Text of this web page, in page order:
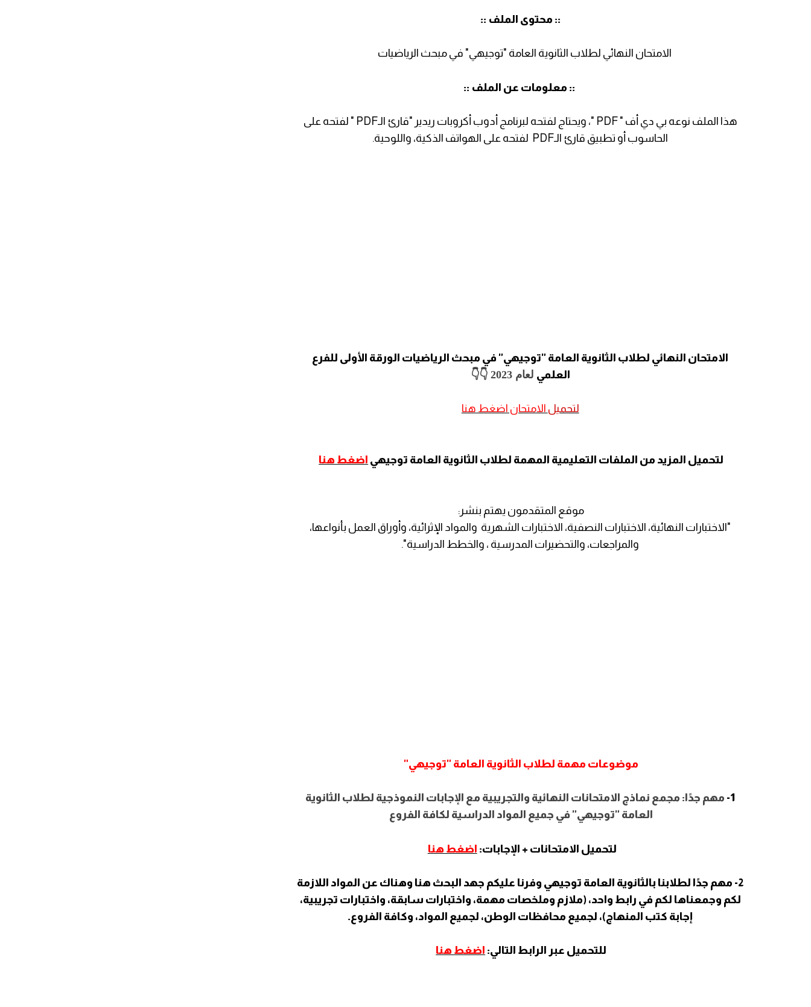
:: محتوى الملف ::
الامتحان النهائي لطلاب الثانوية العامة "توجيهي" في مبحث الرياضيات
:: معلومات عن الملف ::
هذا الملف نوعه بي دي أف " PDF "، ويحتاج لفتحه لبرنامج أدوب أكروبات ريدير "قارئ الـPDF " لفتحه على
الحاسوب أو تطبيق قارئ الـPDF لفتحه على الهواتف الذكية، واللوحية.
الامتحان النهائي لطلاب الثانوية العامة "توجيهي" في مبحث الرياضيات الورقة الأولى للفرع
العلمي لعام 2023 👇👇
لتحميل الامتحان اضغط هنا
لتحميل المزيد من الملفات التعليمية المهمة لطلاب الثانوية العامة توجيهي اضغط هنا
موقع المتقدمون يهتم بنشر:
"الاختبارات النهائية، الاختبارات النصفية، الاختبارات الشهرية والمواد الإثرائية، وأوراق العمل بأنواعها،
والمراجعات، والتحضيرات المدرسية ، والخطط الدراسية".
موضوعات مهمة لطلاب الثانوية العامة "توجيهي"
1- مهم جدًا: مجمع نماذج الامتحانات النهائية والتجريبية مع الإجابات النموذجية لطلاب الثانوية
العامة "توجيهي" في جميع المواد الدراسية لكافة الفروع
لتحميل الامتحانات + الإجابات: اضغط هنا
2- مهم جدًا لطلابنا بالثانوية العامة توجيهي وفرنا عليكم جهد البحث هنا وهناك عن المواد اللازمة
لكم وجمعناها لكم في رابط واحد، (ملازم وملخصات مهمة، واختبارات سابقة، واختبارات تجريبية،
إجابة كتب المنهاج)، لجميع محافظات الوطن، لجميع المواد، وكافة الفروع.
للتحميل عبر الرابط التالي: اضغط هنا